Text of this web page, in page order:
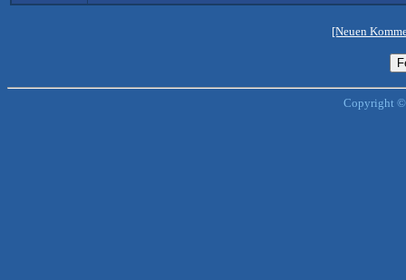
[Neuen
Copyright ©